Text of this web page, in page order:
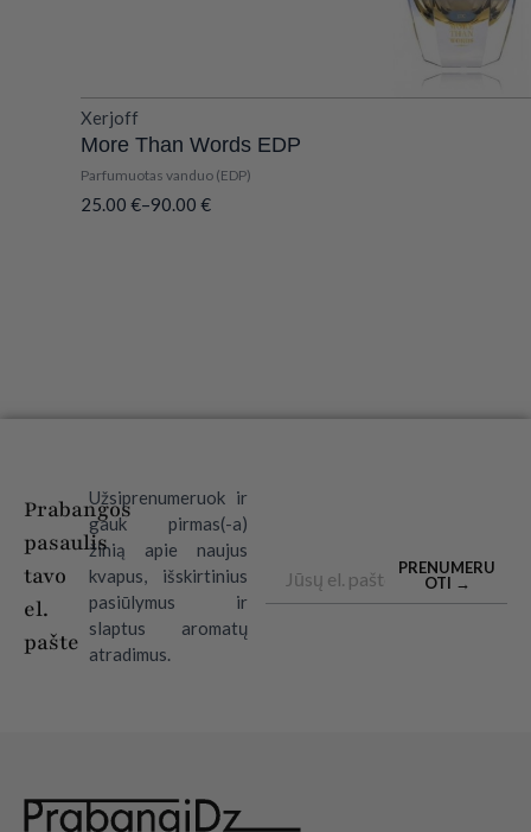
Xerjoff
More Than Words EDP
Parfumuotas vanduo (EDP)
25.00 €–90.00 €
Prabangos
pasaulis
tavo
el.
pašte
Užsiprenumeruok ir
gauk pirmas(-a)
žinią apie naujus
kvapus, išskirtinius
pasiūlymus ir
slaptus aromatų
atradimus.
PRENUMERU
OTI →